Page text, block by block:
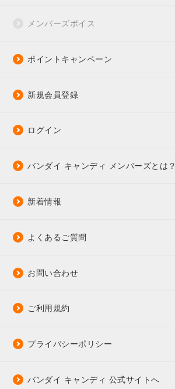
メンバーズボイス
ポイントキャンペーン
新規会員登録
ログイン
バンダイ キャンディ メンバーズとは？
新着情報
よくあるご質問
お問い合わせ
ご利用規約
プライバシーポリシー
バンダイ キャンディ 公式サイトへ